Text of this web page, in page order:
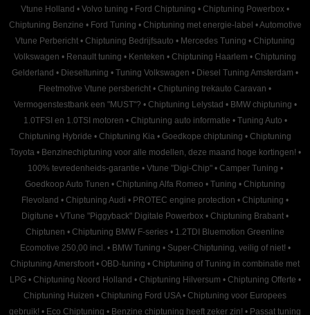
Vtune Holland • Volvo tuning • Ford Chiptuning • Chiptuning Powerbox •
Chiptuning Benzine • Ford Tuning • Chiptuning met energie-label •Automotive
Vtune Perbericht • Chiptuning Bedrijfsauto • Mercedes Tuning • Chiptuning
Volkswagen • Renault tuning • Kenteken • Chiptuning Haarlem • Chiptuning
Gelderland • Dieseltuning • Tuning Volkswagen • Diesel Tuning Amsterdam •
Fleetmotive Vtune persbericht • Chiptuning trekauto Caravan •
Vermogenstestbank een "MUST"? • Chiptuning Lelystad • BMW chiptuning •
1.0TFSI en 1.0TSI motoren • Chiptuning auto informatie • Tuning Auto •
Chiptuning Hybride • Chiptuning Kia • Goedkope chiptuning • Chiptuning
Toyota • Benzinechiptuning voor alle modellen, deze maand hoge kortingen! •
100% tevredenheids-garantie • Vtune "Digi-Chip" • Camper Tuning •
Goedkoop Auto Tunen • Chiptuning Alfa Romeo • Tuning • Chiptuning
Flevoland • Chiptuning Audi • PROTEC engine protection • Chiptuning •
Digitune • VTune "Piggyback" Digitale Powerbox • Chiptuning Brabant •
Chiptunen • Chiptuning BMW F-series • 1.2TDI Bluemotion Greenline
Ecomotive 250,00 incl. • BMW Tuning • Super-Chiptuning, veilig of niet! •
Chiptuning Amersfoort • OBD-tuning • Chiptuning of Tuning in combinatie met
LPG • Chiptuning Noord Holland • Chiptuning Hilversum • Chiptuning Offerte •
Chiptuning Huizen • Chiptuning Ford USA • Chiptuning voor Europees
gebruik! • Eco Chiptuning • Benzine chiptuning heeft zeker zin! • Passat tuning